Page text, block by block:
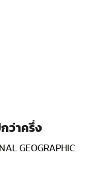
ว่าครึ่ง
GEOGRAPHIC